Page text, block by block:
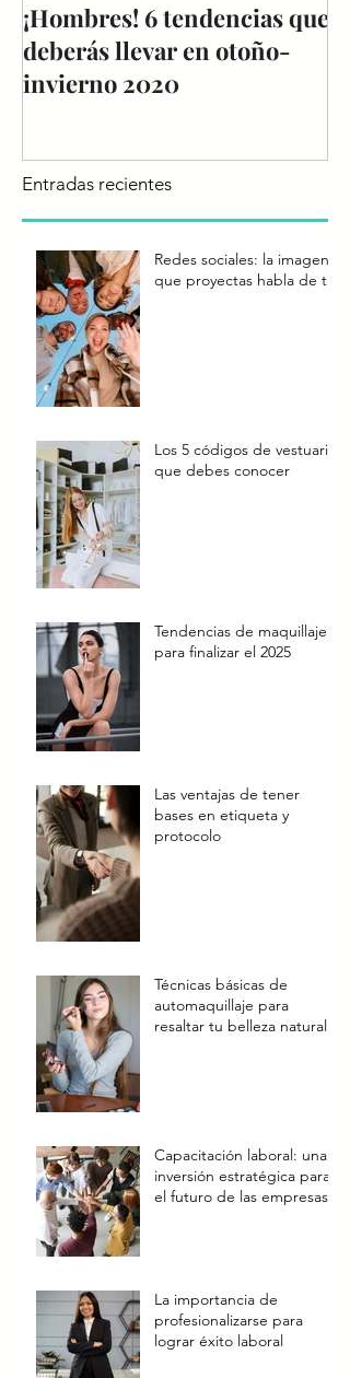
¡Hombres! 6 tendencias que
deberás llevar en otoño-
invierno 2020
Entradas recientes
Redes sociales: la imagen
que proyectas habla de ti
Los 5 códigos de vestuario
que debes conocer
Tendencias de maquillaje
para finalizar el 2025
Las ventajas de tener
bases en etiqueta y
protocolo
Técnicas básicas de
automaquillaje para
resaltar tu belleza natural
Capacitación laboral: una
inversión estratégica para
el futuro de las empresas
La importancia de
profesionalizarse para
lograr éxito laboral